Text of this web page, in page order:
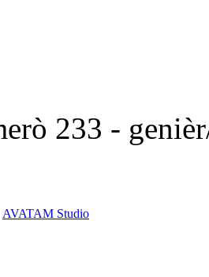
233 -
AVATAM Studio